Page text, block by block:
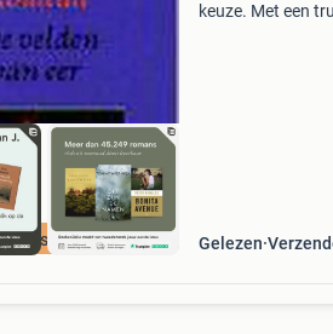
prijs
keuze. Met een
Gelezen